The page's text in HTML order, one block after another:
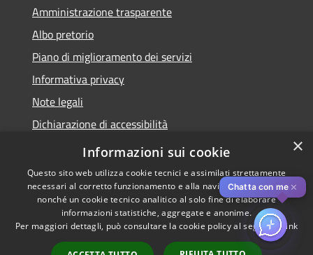
Amministrazione trasparente
Albo pretorio
Piano di miglioramento dei servizi
Informativa privacy
Note legali
Dichiarazione di accessibilità
Obiettivi di accessibilità per l'anno 2025
Accessibilità
Copyright © 2026 • Comune di
Rozzano • Powered by
Municipium• Accesso
Chatta con me ✕
×
Informazioni sui cookie
Questo sito web utilizza cookie tecnici e assimilati strettamente
necessari al corretto funzionamento e alla navigazione del sito,
nonché un cookie tecnico analitico al solo fine di elaborare
informazioni statistiche, aggregate e anonime.
Per maggiori dettagli, può consultare la cookie policy al seguente link